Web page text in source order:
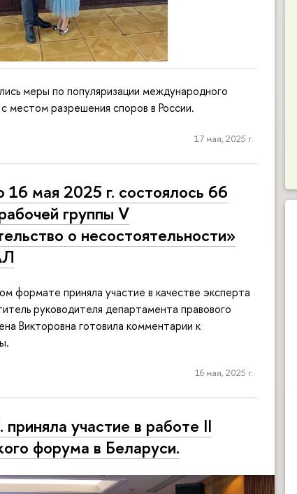
меры по популяризации международного
местом разрешения споров в России.
17 мая, 2025 г.
16 мая 2025 г. состоялось 66
группы V
о несостоятельности»
формате приняла участие в качестве эксперта
руководителя департамента правового
Викторовна готовила комментарии к
16 мая, 2025 г.
участие в работе II
форума в Беларуси.